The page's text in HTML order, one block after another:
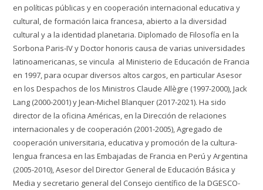
en políticas públicas y en cooperación internacional educativa y
cultural, de formación laica francesa, abierto a la diversidad
cultural y a la identidad planetaria. Diplomado de Filosofía en la
Sorbona Paris-IV y Doctor honoris causa de varias universidades
latinoamericanas, se vincula al Ministerio de Educación de Francia
en 1997, para ocupar diversos altos cargos, en particular Asesor
en los Despachos de los Ministros Claude Allègre (1997-2000), Jack
Lang (2000-2001) y Jean-Michel Blanquer (2017-2021). Ha sido
director de la oficina Américas, en la Dirección de relaciones
internacionales y de cooperación (2001-2005), Agregado de
cooperación universitaria, educativa y promoción de la cultura-
lengua francesa en las Embajadas de Francia en Perú y Argentina
(2005-2010), Asesor del Director General de Educación Básica y
Media y secretario general del Consejo científico de la DGESCO-